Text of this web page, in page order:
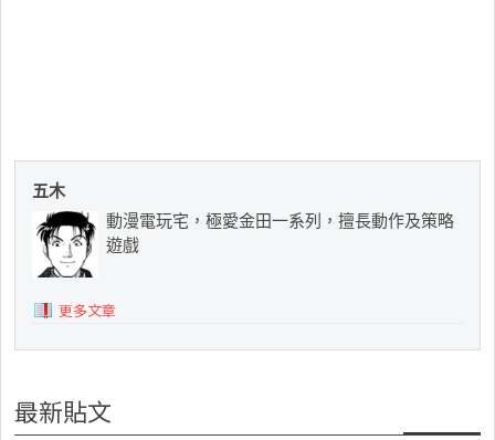
五木
動漫電玩宅，極愛金田一系列，擅長動作及策略
遊戲
更多文章
最新貼文